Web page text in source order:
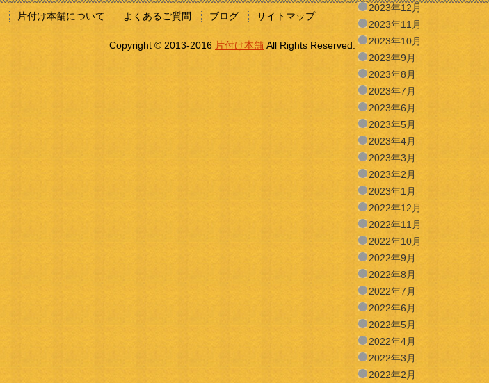
2023年12月
2023年11月
2023年10月
2023年9月
2023年8月
2023年7月
2023年6月
2023年5月
2023年4月
2023年3月
2023年2月
2023年1月
2022年12月
2022年11月
2022年10月
2022年9月
2022年8月
2022年7月
2022年6月
2022年5月
2022年4月
2022年3月
2022年2月
片付け本舗について よくあるご質問 ブログ サイトマップ
Copyright © 2013-2016 片付け本舗 All Rights Reserved.